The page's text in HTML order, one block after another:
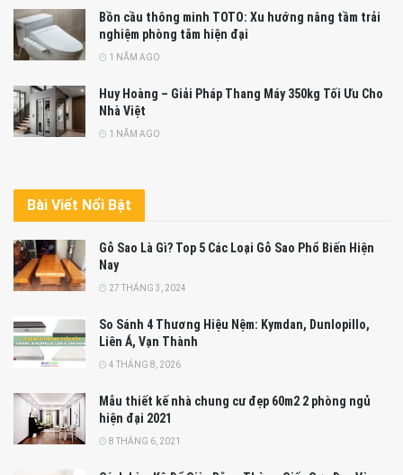
Bồn cầu thông minh TOTO: Xu hướng nâng tầm trải
nghiệm phòng tắm hiện đại
1 NĂM AGO
Huy Hoàng – Giải Pháp Thang Máy 350kg Tối Ưu Cho
Nhà Việt
1 NĂM AGO
Bài Viết Nổi Bật
Gỗ Sao Là Gì? Top 5 Các Loại Gỗ Sao Phổ Biến Hiện
Nay
27 THÁNG 3, 2024
So Sánh 4 Thương Hiệu Nệm: Kymdan, Dunlopillo,
Liên Á, Vạn Thành
4 THÁNG 8, 2026
Mẫu thiết kế nhà chung cư đẹp 60m2 2 phòng ngủ
hiện đại 2021
8 THÁNG 6, 2021